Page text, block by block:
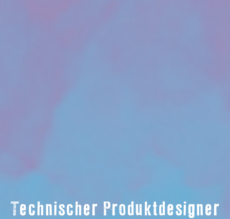
Technischer Produktdesigner